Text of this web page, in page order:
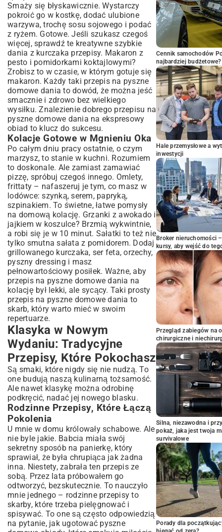
Smaży się błyskawicznie. Wystarczy
pokroić go w kostkę, dodać ulubione
warzywa, trochę sosu sojowego i podać
z ryżem. Gotowe. Jeśli szukasz czegoś
więcej, sprawdź te kreatywne szybkie
dania z kurczaka przepisy. Makaron z
pesto i pomidorkami koktajlowymi?
Zrobisz to w czasie, w którym gotuje się
makaron. Każdy taki przepis na pyszne
domowe dania to dowód, że można jeść
smacznie i zdrowo bez wielkiego
wysiłku. Znalezienie dobrego przepisu na
pyszne domowe dania na ekspresowy
obiad to klucz do sukcesu.
Kolacje Gotowe w Mgnieniu Oka
Po całym dniu pracy ostatnie, o czym
marzysz, to stanie w kuchni. Rozumiem
to doskonale. Ale zamiast zamawiać
pizzę, spróbuj czegoś innego. Omlety,
frittaty – nafaszeruj je tym, co masz w
lodówce: szynką, serem, papryką,
szpinakiem. To świetne, łatwe pomysły
na domową kolację. Grzanki z awokado i
jajkiem w koszulce? Brzmią wykwintnie,
a robi się je w 10 minut. Sałatki to też nie
tylko smutna sałata z pomidorem. Dodaj
grillowanego kurczaka, ser feta, orzechy,
pyszny dressing i masz
pełnowartościowy posiłek. Ważne, aby
przepis na pyszne domowe dania na
kolację był lekki, ale sycący. Taki prosty
przepis na pyszne domowe dania to
skarb, który warto mieć w swoim
repertuarze.
Klasyka w Nowym
Wydaniu: Tradycyjne
Przepisy, Które Pokochasz
Są smaki, które nigdy się nie nudzą. To
one budują naszą kulinarną tożsamość.
Ale nawet klasykę można odrobinę
podkręcić, nadać jej nowego blasku.
Rodzinne Przepisy, Które Łączą
Pokolenia
U mnie w domu królowały schabowe. Ale
nie byle jakie. Babcia miała swój
sekretny sposób na panierkę, który
sprawiał, że była chrupiąca jak żadna
inna. Niestety, zabrała ten przepis ze
sobą. Przez lata próbowałem go
odtworzyć, bezskutecznie. To nauczyło
mnie jednego – rodzinne przepisy to
skarby, które trzeba pielęgnować i
spisywać. To one są często odpowiedzią
na pytanie, jak ugotować pyszne
Cennik samochodów
najbardziej budżetowe?
Hale przemysłowe a
inwestycji
Broker nieruchomości
kursy, aby wejść do
Przegląd zabiegów na
chirurgiczne i
Silna, niezawodna i
pokaż, jaka jest twoja
survivalowe
Porady dla